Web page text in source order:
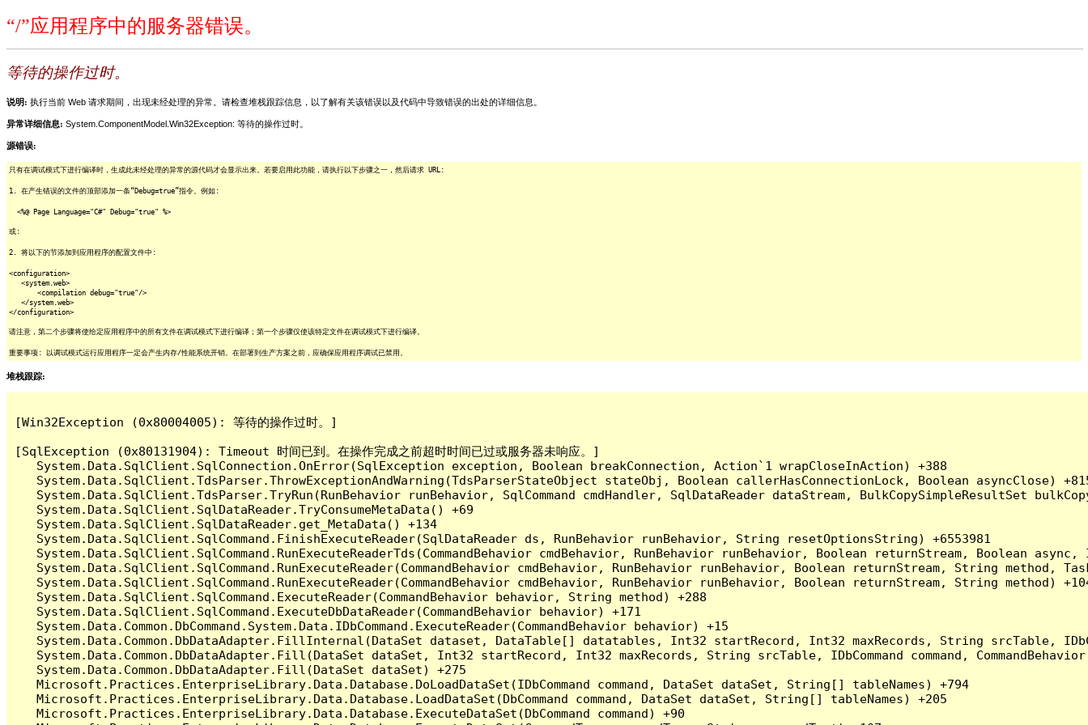
“/”应用程序中的服务器错误。
等待的操作过时。
说明: 执行当前 Web 请求期间，出现未经处理的异常。请检查堆栈跟踪信息，以了解有关该错误以及代码中导致错误的出处的详细信息。
异常详细信息: System.ComponentModel.Win32Exception: 等待的操作过时。
源错误:
只有在调试模式下进行编译时，生成此未经处理的异常的源代码才会显示出来。若要启用此功能，请执行以下步骤之一，然后请求 URL:
1. 在产生错误的文件的顶部添加一条“Debug=true”指令。例如:
<%@ Page Language="C#" Debug="true" %>
或:
2. 将以下的节添加到应用程序的配置文件中:
<configuration>
<system.web>
<compilation debug="true"/>
</system.web>
</configuration>
请注意，第二个步骤将使给定应用程序中的所有文件在调试模式下进行编译；第一个步骤仅使该特定文件在调试模式下进行编译。
重要事项: 以调试模式运行应用程序一定会产生内存/性能系统开销。在部署到生产方案之前，应确保应用程序调试已禁用。
堆栈跟踪:
[Win32Exception (0x80004005): 等待的操作过时。]
[SqlException (0x80131904): Timeout 时间已到。在操作完成之前超时时间已过或服务器未响应。]
   System.Data.SqlClient.SqlConnection.OnError(SqlException exception, Boolean breakConnection, Action`1 wrapCloseInAction) +388
System.Data.SqlClient.TdsParser.ThrowExceptionAndWarning(TdsParserStateObject stateObj, Boolean callerHasConnectionLock, Boolean asyncClose)
System.Data.SqlClient.TdsParser.TryRun(RunBehavior runBehavior, SqlCommand cmdHandler, SqlDataReader dataStream, BulkCopySimpleResultSet
   System.Data.SqlClient.SqlDataReader.TryConsumeMetaData() +69
   System.Data.SqlClient.SqlDataReader.get_MetaData() +134
   System.Data.SqlClient.SqlCommand.FinishExecuteReader(SqlDataReader ds, RunBehavior runBehavior, String resetOptionsString) +6553981
System.Data.SqlClient.SqlCommand.RunExecuteReaderTds(CommandBehavior cmdBehavior, RunBehavior runBehavior, Boolean returnStream, Boolean
System.Data.SqlClient.SqlCommand.RunExecuteReader(CommandBehavior cmdBehavior, RunBehavior runBehavior, Boolean returnStream, String method,
System.Data.SqlClient.SqlCommand.RunExecuteReader(CommandBehavior cmdBehavior, RunBehavior runBehavior, Boolean returnStream, String method)
   System.Data.SqlClient.SqlCommand.ExecuteReader(CommandBehavior behavior, String method) +288
   System.Data.SqlClient.SqlCommand.ExecuteDbDataReader(CommandBehavior behavior) +171
   System.Data.Common.DbCommand.System.Data.IDbCommand.ExecuteReader(CommandBehavior behavior) +15
System.Data.Common.DbDataAdapter.FillInternal(DataSet dataset, DataTable[] datatables, Int32 startRecord, Int32 maxRecords, String srcTable,
System.Data.Common.DbDataAdapter.Fill(DataSet dataSet, Int32 startRecord, Int32 maxRecords, String srcTable, IDbCommand command,
   System.Data.Common.DbDataAdapter.Fill(DataSet dataSet) +275
   Microsoft.Practices.EnterpriseLibrary.Data.Database.DoLoadDataSet(IDbCommand command, DataSet dataSet, String[] tableNames) +794
   Microsoft.Practices.EnterpriseLibrary.Data.Database.LoadDataSet(DbCommand command, DataSet dataSet, String[] tableNames) +205
   Microsoft.Practices.EnterpriseLibrary.Data.Database.ExecuteDataSet(DbCommand command) +90